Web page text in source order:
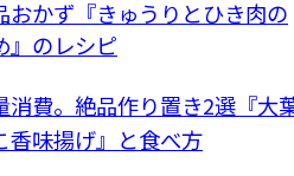
おかず『きゅうりとひき肉の
』のレシピ